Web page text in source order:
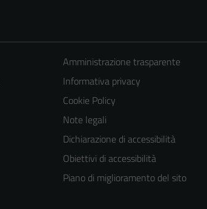
Amministrazione trasparente
Informativa privacy
Cookie Policy
Note legali
Dichiarazione di accessibilità
Obiettivi di accessibilità
Piano di miglioramento del sito
Tecnici
Questi cookie
sono necessari
per il